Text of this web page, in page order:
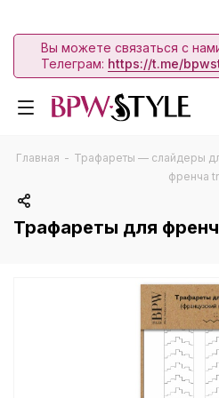
Вы можете связаться с
Телеграм: https://t.me/
Главная - Трафареты — слайдеры
френча
Трафареты для